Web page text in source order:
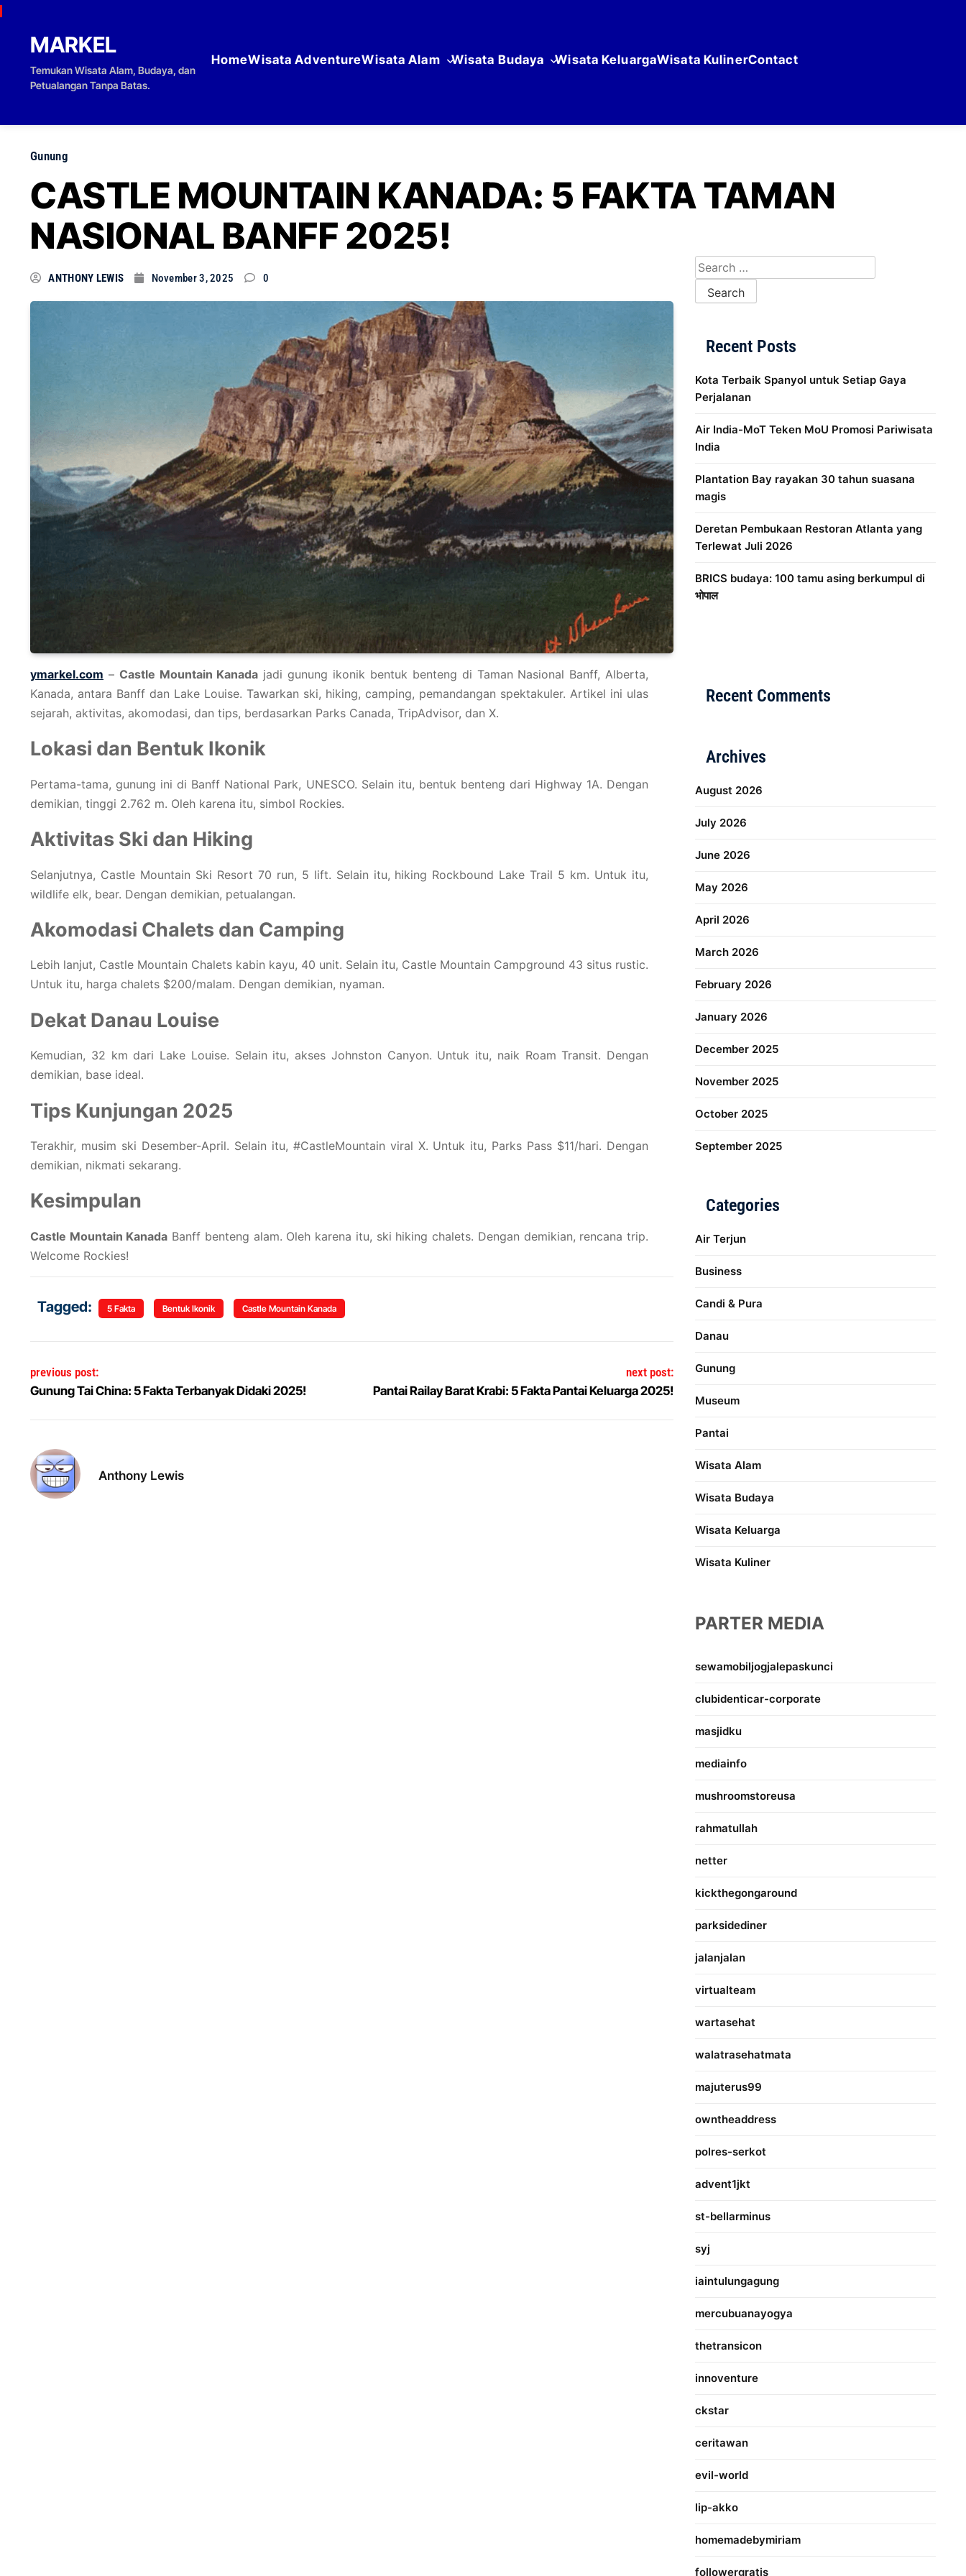
Skip to content
MARKEL
Temukan Wisata Alam, Budaya, dan
Petualangan Tanpa Batas.
HomeWisata AdventureWisata Alam Wisata Budaya Wisata KeluargaWisata KulinerContact
Gunung
CASTLE MOUNTAIN KANADA: 5 FAKTA TAMAN
NASIONAL BANFF 2025!
ANTHONY LEWIS November 3, 2025 0
ymarkel.com – Castle Mountain Kanada jadi gunung ikonik bentuk benteng di Taman Nasional Banff, Alberta,
Kanada, antara Banff dan Lake Louise. Tawarkan ski, hiking, camping, pemandangan spektakuler. Artikel ini ulas
sejarah, aktivitas, akomodasi, dan tips, berdasarkan Parks Canada, TripAdvisor, dan X.
Lokasi dan Bentuk Ikonik
Pertama-tama, gunung ini di Banff National Park, UNESCO. Selain itu, bentuk benteng dari Highway 1A. Dengan
demikian, tinggi 2.762 m. Oleh karena itu, simbol Rockies.
Aktivitas Ski dan Hiking
Selanjutnya, Castle Mountain Ski Resort 70 run, 5 lift. Selain itu, hiking Rockbound Lake Trail 5 km. Untuk itu,
wildlife elk, bear. Dengan demikian, petualangan.
Akomodasi Chalets dan Camping
Lebih lanjut, Castle Mountain Chalets kabin kayu, 40 unit. Selain itu, Castle Mountain Campground 43 situs rustic.
Untuk itu, harga chalets $200/malam. Dengan demikian, nyaman.
Dekat Danau Louise
Kemudian, 32 km dari Lake Louise. Selain itu, akses Johnston Canyon. Untuk itu, naik Roam Transit. Dengan
demikian, base ideal.
Tips Kunjungan 2025
Terakhir, musim ski Desember-April. Selain itu, #CastleMountain viral X. Untuk itu, Parks Pass $11/hari. Dengan
demikian, nikmati sekarang.
Kesimpulan
Castle Mountain Kanada Banff benteng alam. Oleh karena itu, ski hiking chalets. Dengan demikian, rencana trip.
Welcome Rockies!
Tagged: 5 Fakta Bentuk Ikonik Castle Mountain Kanada
Post navigation
previous post:
Gunung Tai China: 5 Fakta Terbanyak Didaki 2025!
next post:
Pantai Railay Barat Krabi: 5 Fakta Pantai Keluarga 2025!
Anthony Lewis
Search for:
Recent Posts
Kota Terbaik Spanyol untuk Setiap Gaya
Perjalanan
Air India-MoT Teken MoU Promosi Pariwisata
India
Plantation Bay rayakan 30 tahun suasana
magis
Deretan Pembukaan Restoran Atlanta yang
Terlewat Juli 2026
BRICS budaya: 100 tamu asing berkumpul di
भोपाल
Recent Comments
Archives
August 2026
July 2026
June 2026
May 2026
April 2026
March 2026
February 2026
January 2026
December 2025
November 2025
October 2025
September 2025
Categories
Air Terjun
Business
Candi & Pura
Danau
Gunung
Museum
Pantai
Wisata Alam
Wisata Budaya
Wisata Keluarga
Wisata Kuliner
PARTER MEDIA
sewamobiljogjalepaskunci
clubidenticar-corporate
masjidku
mediainfo
mushroomstoreusa
rahmatullah
netter
kickthegongaround
parksidediner
jalanjalan
virtualteam
wartasehat
walatrasehatmata
majuterus99
owntheaddress
polres-serkot
advent1jkt
st-bellarminus
syj
iaintulungagung
mercubuanayogya
thetransicon
innoventure
ckstar
ceritawan
evil-world
lip-akko
homemadebymiriam
followergratis